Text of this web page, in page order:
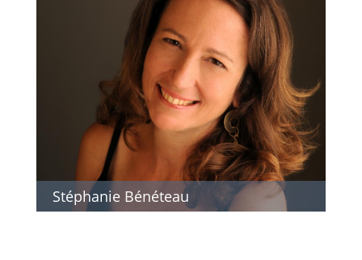
Stéphanie Bénéteau